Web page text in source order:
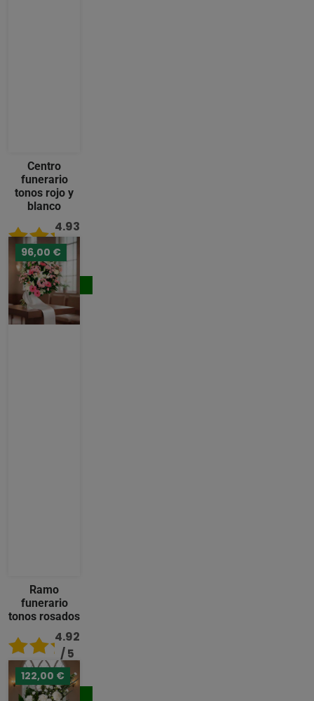
Centro
funerario
tonos rojo y
blanco
4.93
/ 5
124,00 €
Comprar
96,00 €
Ramo
funerario
tonos rosados
4.92
/ 5
96,00 €
Comprar
122,00 €